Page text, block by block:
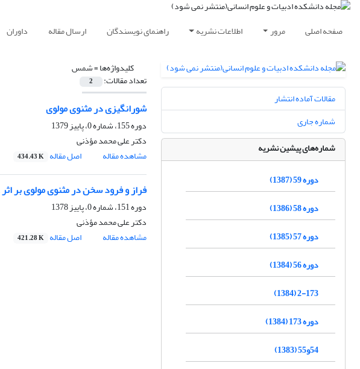
صفحه اصلی مرور اطلاعات نشریه راهنمای نویسندگان ارسال مقاله داوران
کلیدواژه‌ها =شمس
تعداد مقالات: 2
شورانگیزی در مثنوی مولوی
دوره 155، شماره 0، پاییز 1379
دکتر علی محمد مؤذنی
مشاهده مقاله
اصل مقاله 434.43 K
فراز و فرود سخن در مثنوی مولوی بر
دوره 151، شماره 0، پاییز 1378
دکتر علی محمد مؤذنی
مشاهده مقاله
اصل مقاله 421.28 K
مقالات آماده انتشار
شماره جاری
شماره‌های پیشین نشریه
دوره 59 (1387)
دوره 58 (1386)
دوره 57 (1385)
دوره 56 (1384)
2-173 (1384)
دوره 173 (1384)
54و55 (1383)